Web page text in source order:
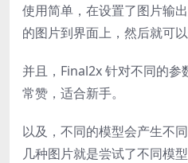
使用简单，在设置了图片输
的图片到界面上，然后就可以
并且，Final2x 针对不同的
常赞，适合新手。
以及，不同的模型会产生不
几种图片就是尝试了不同模